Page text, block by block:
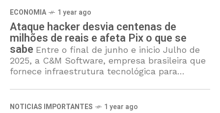
ECONOMIA 1 year ago
Ataque hacker desvia centenas de
milhões de reais e afeta Pix o que se
sabe Entre o final de junho e inicio Julho de
2025, a C&M Software, empresa brasileira que
fornece infraestrutura tecnológica para
conectarem ao sistema de pagamentos
instantâneos
NOTICIAS IMPORTANTES 1 year ago